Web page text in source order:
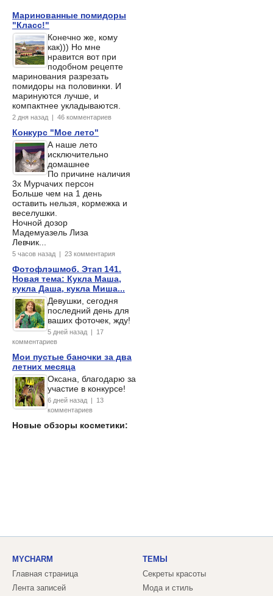
Маринованные помидоры
"Класс!"
Конечно же, кому
как))) Но мне
нравится вот при
подобном рецепте
маринования разрезать
помидоры на половинки. И
маринуются лучше, и
компактнее укладываются.
2 дня назад | 46 комментариев
Конкурс "Мое лето"
А наше лето
исключительно
домашнее
По причине наличия
3х Мурчачих персон
Больше чем на 1 день
оставить нельзя, кормежка и
веселушки.
Ночной дозор
Мадемуазель Лиза
Левчик...
5 часов назад | 23 комментария
Фотофлэшмоб. Этап 141.
Новая тема: Кукла Маша,
кукла Даша, кукла Миша...
Девушки, сегодня
последний день для
ваших фоточек, жду!
5 дней назад | 17
комментариев
Мои пустые баночки за два
летних месяца
Оксана, благодарю за
участие в конкурсе!
6 дней назад | 13
комментариев
Новые обзоры косметики:
MYCHARM
Главная страница
Лента записей
ТЕМЫ
Секреты красоты
Мода и стиль